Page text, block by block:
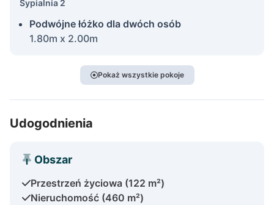
Sypialnia 2
Podwójne łóżko dla dwóch osób
1.80m x 2.00m
Pokaż wszystkie pokoje
Udogodnienia
Obszar
Przestrzeń życiowa (122 m²)
Nieruchomość (460 m²)